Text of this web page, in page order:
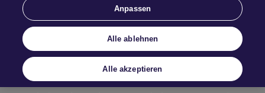
Download über den Postkorb Dialog Leben oder
eine BiPRO-Schnittstelle.
Sie erhalten Ihre Maklerpost bereits
elektronisch über den Postkorb Dialog Leben
oder eine BiPRO-Schnittstelle.
Anpassen
Alle ablehnen
Alle akzeptieren